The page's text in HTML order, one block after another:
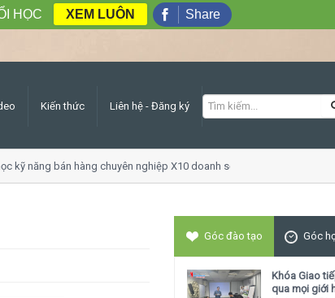
Kiến thức Liên hệ - Đăng ký
kỹ năng bán hàng chuyên nghiệp X10 doanh số
Góc đào tạo Góc
Khóa Giao
qua mọi giới
HỌC XEM LUÔN Share